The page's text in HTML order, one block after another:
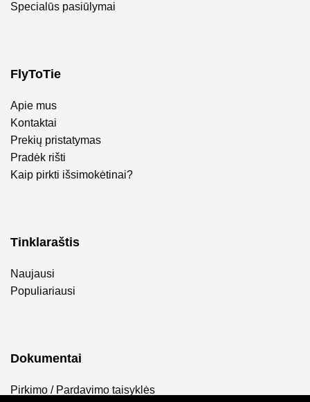
Specialūs pasiūlymai
FlyToTie
Apie mus
Kontaktai
Prekių pristatymas
Pradėk rišti
Kaip pirkti išsimokėtinai?
Tinklaraštis
Naujausi
Populiariausi
Dokumentai
Pirkimo / Pardavimo taisyklės